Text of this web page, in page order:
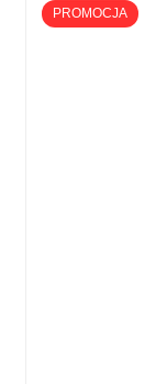
PROMOCJA